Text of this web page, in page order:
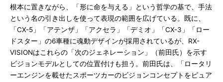
根本に置きながら、「形に命を与える」という哲学の基で、手法
という名の引き出しを使って表現の範囲を広げている。既に、
「CX-5」「アテンザ」「アクセラ」「デミオ」「CX-3」「ロー
ドスター」の6車種に魂動デザインが採用されているが、RX-
VISIONはこれらの「次のジェネレーション」（前田氏）を示す
ビジョンモデルとしての位置付けも担う。前田氏は、「ロータリ
ーエンジンを載せたスポーツカーのビジョンコンセプトをピュア